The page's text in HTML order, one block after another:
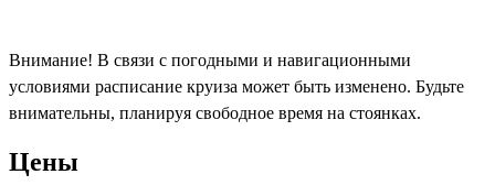
Внимание! В связи с погодными и навигационными
условиями расписание круиза может быть изменено. Будьте
внимательны, планируя свободное время на стоянках.
Цены